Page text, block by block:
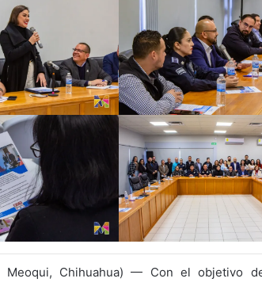
Meoqui, Chihuahua) — Con el objetivo